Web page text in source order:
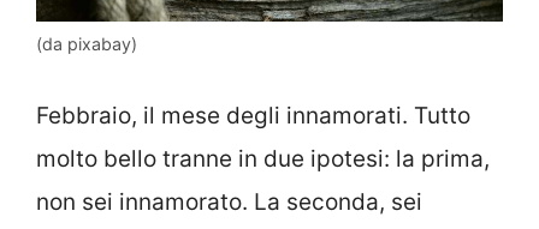
(da pixabay)
Febbraio, il mese degli innamorati. Tutto
molto bello tranne in due ipotesi: la prima,
non sei innamorato. La seconda, sei